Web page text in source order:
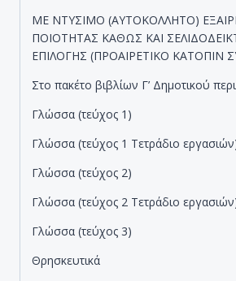
ΜΕ ΝΤΥΣΙΜΟ (ΑΥΤΟΚΟΛΛΗΤΟ)
ΠΟΙΟΤΗΤΑΣ ΚΑΘΩΣ ΚΑΙ
ΕΠΙΛΟΓΗΣ (ΠΡΟΑΙΡΕΤΙΚΟ ΚΑΤΟΠΙΝ
Στο πακέτο βιβλίων Γ’ Δημοτικού
Γλώσσα (τεύχος 1)
Γλώσσα (τεύχος 1 Τετράδιο
Γλώσσα (τεύχος 2)
Γλώσσα (τεύχος 2 Τετράδιο
Γλώσσα (τεύχος 3)
Θρησκευτικά